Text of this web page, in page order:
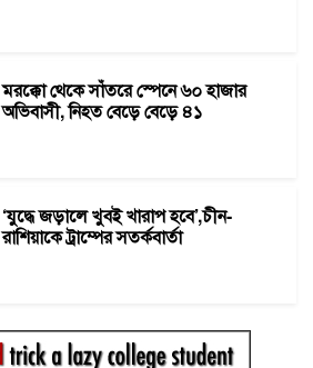
মরক্কো থেকে সাঁতরে স্পেনে ৬০ হাজার
অভিবাসী, নিহত বেড়ে বেড়ে ৪১
‘যুদ্ধে জড়ালে খুবই খারাপ হবে’,চীন-
রাশিয়াকে ট্রাম্পের সতর্কবার্তা